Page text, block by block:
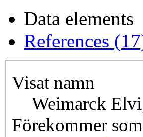
Data elements
References
Visat namn
Weimarck
Förekommer som